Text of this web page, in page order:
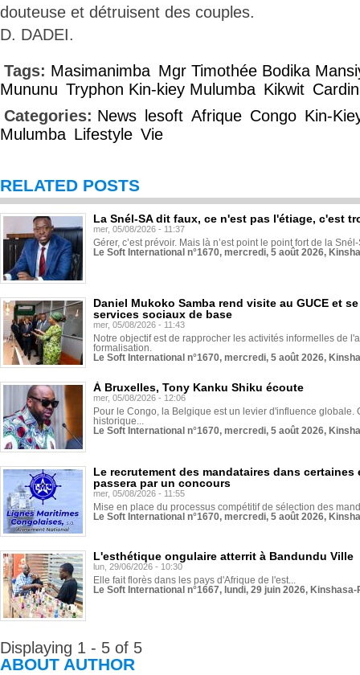
douteuse et détruisent des couples.
D. DADEI.
Tags: Masimanimba Mgr Timothée Bodika
Mununu Tryphon Kin-kiey Mulumba Kikwit
Categories: News lesoft Afrique Congo Kin-
Mulumba Lifestyle Vie
RELATED POSTS
La Snél-SA dit faux, ce n'est pas l'étiage, c'est
mer, 05/08/2026 - 11:37
Gérer, c’est prévoir. Mais là n’est point le point fort de la
Le Soft International n°1670, mercredi, 5 août 2026,
Daniel Mukoko Samba rend visite au GUCE et
services sociaux de base
mer, 05/08/2026 - 11:43
Notre objectif est de rapprocher les activités informelles de
formalisation.
Le Soft International n°1670, mercredi, 5 août 2026,
À Bruxelles, Tony Kanku Shiku écoute
mer, 05/08/2026 - 12:06
Pour le Congo, la Belgique est un levier d'influence globale.
historique...
Le Soft International n°1670, mercredi, 5 août 2026,
Le recrutement des mandataires dans
passera par un concours
mer, 05/08/2026 - 11:55
Mise en place du processus compétitif de sélection des
Le Soft International n°1670, mercredi, 5 août 2026,
L'esthétique ongulaire atterrit à Bandundu Ville
lun, 29/06/2026 - 10:30
Elle fait florès dans les pays d'Afrique de l'est...
Le Soft International n°1667, lundi, 29 juin 2026,
Displaying 1 - 5 of 5
ABOUT AUTHOR